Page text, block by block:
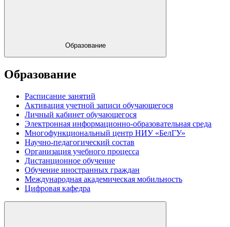
Образование
Образование
Расписание занятий
Активация учетной записи обучающегося
Личный кабинет обучающегося
Электронная информационно-образовательная среда
Многофункциональный центр НИУ «БелГУ»
Научно-педагогический состав
Организация учебного процесса
Дистанционное обучение
Обучение иностранных граждан
Международная академическая мобильность
Цифровая кафедра